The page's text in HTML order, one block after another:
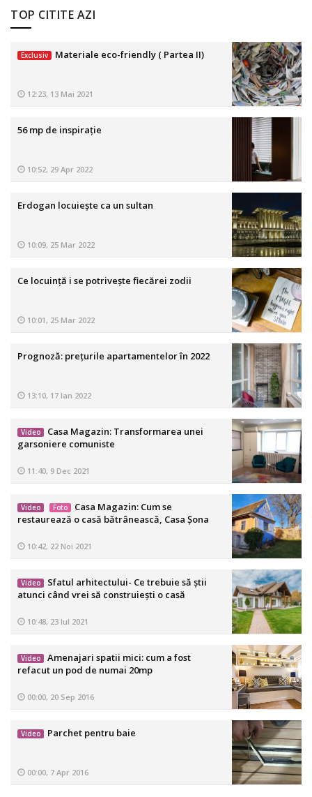
TOP CITITE AZI
Exclusiv Materiale eco-friendly ( Partea II)
12:23, 13 Mai 2021
56 mp de inspirație
10:52, 29 Apr 2022
Erdogan locuiește ca un sultan
10:09, 25 Mar 2022
Ce locuință i se potrivește fiecărei zodii
10:01, 25 Mar 2022
Prognoză: prețurile apartamentelor în 2022
13:10, 17 Ian 2022
Video
Casa Magazin: Transformarea unei
garsoniere comuniste
11:40, 9 Dec 2021
Video Foto
Casa Magazin: Cum se
restaurează o casă bătrânească, Casa Șona
10:42, 22 Noi 2021
Video
Sfatul arhitectului- Ce trebuie să știi
atunci când vrei să construiești o casă
10:48, 23 Iul 2021
Video
Amenajari spatii mici: cum a fost
refacut un pod de numai 20mp
00:00, 20 Sep 2016
Video Parchet pentru baie
00:00, 7 Apr 2016